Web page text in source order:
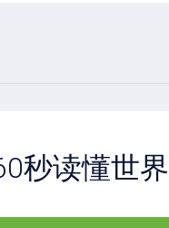
秒读懂世界